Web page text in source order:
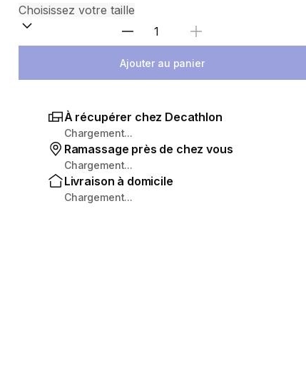
Sélectionnez la quantité
Ajouter au panier
À récupérer chez Decathlon
Chargement...
Ramassage près de chez vous
Chargement...
Livraison à domicile
Chargement...